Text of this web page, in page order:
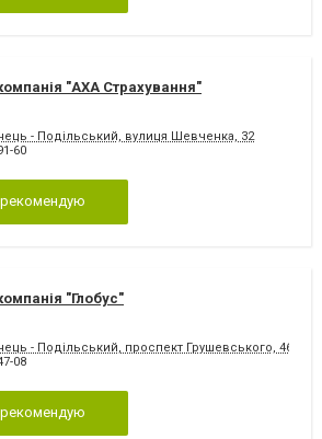
"АХА Страхування"
- Подільський, вулиця Шевченка, 32
60
"Глобус"
- Подільський, проспект Грушевського, 46
08